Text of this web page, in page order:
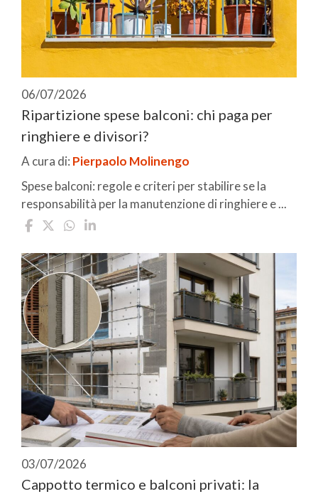
06/07/2026
Ripartizione spese balconi: chi paga per
ringhiere e divisori?
A cura di: Pierpaolo Molinengo
Spese balconi: regole e criteri per stabilire se la
responsabilità per la manutenzione di ringhiere e ...
03/07/2026
Cappotto termico e balconi privati: la